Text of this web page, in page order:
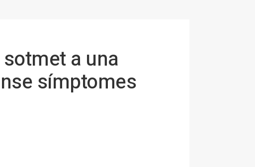
a una
símptomes